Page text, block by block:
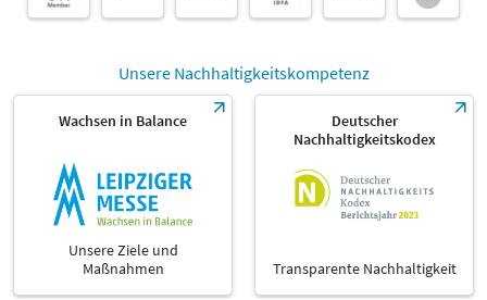
Unsere Nachhaltigkeitskompetenz
Wachsen in Balance
Unsere Ziele und
Maßnahmen
Deutscher
Nachhaltigkeitskodex
Transparente Nachhaltigkeit